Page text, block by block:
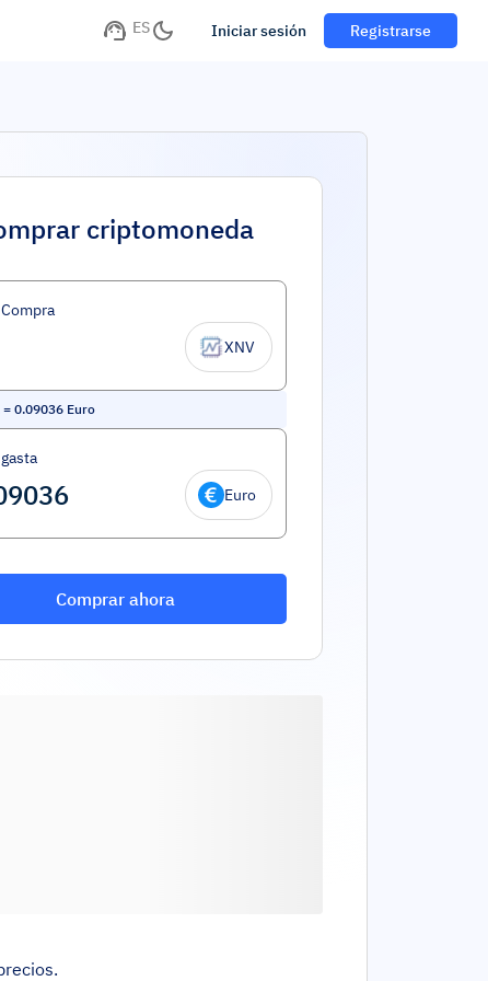
ES Iniciar sesión Registrarse
criptomoneda
XNV
= 0.09036 Euro
Euro
Comprar ahora